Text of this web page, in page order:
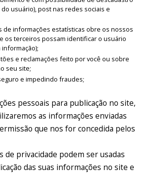
usuário), post nas redes sociais e
informações estatísticas obre os nossos
os terceiros possam identificar o usuário
e reclamações feito por você ou sobre
seu site;
e impedindo fraudes;
pessoais para publicação no site,
as informações enviadas
que nos for concedida pelos
de privacidade podem ser usadas
das suas informações no site e